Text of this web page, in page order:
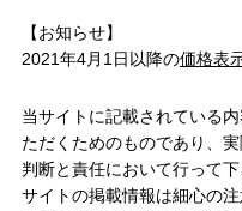
【お知らせ】
2021年4月1日以降の価格表
当サイトに記載されている
ただくためのものであり、
判断と責任において行って
サイトの掲載情報は細心の